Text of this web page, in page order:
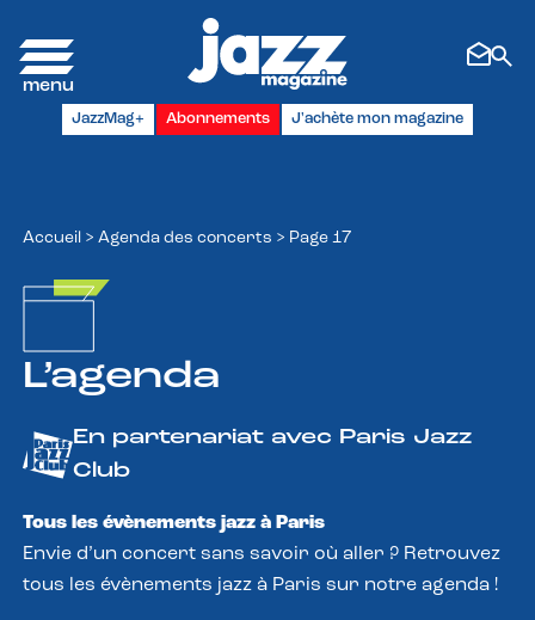
JazzMag+ Abonnements J'achète mon magazine
Accueil > Agenda des concerts > Page 17
L’agenda
En partenariat avec Paris Jazz
Club
Tous les évènements jazz à Paris
Envie d’un concert sans savoir où aller ? Retrouvez
tous les évènements jazz à Paris sur notre agenda !